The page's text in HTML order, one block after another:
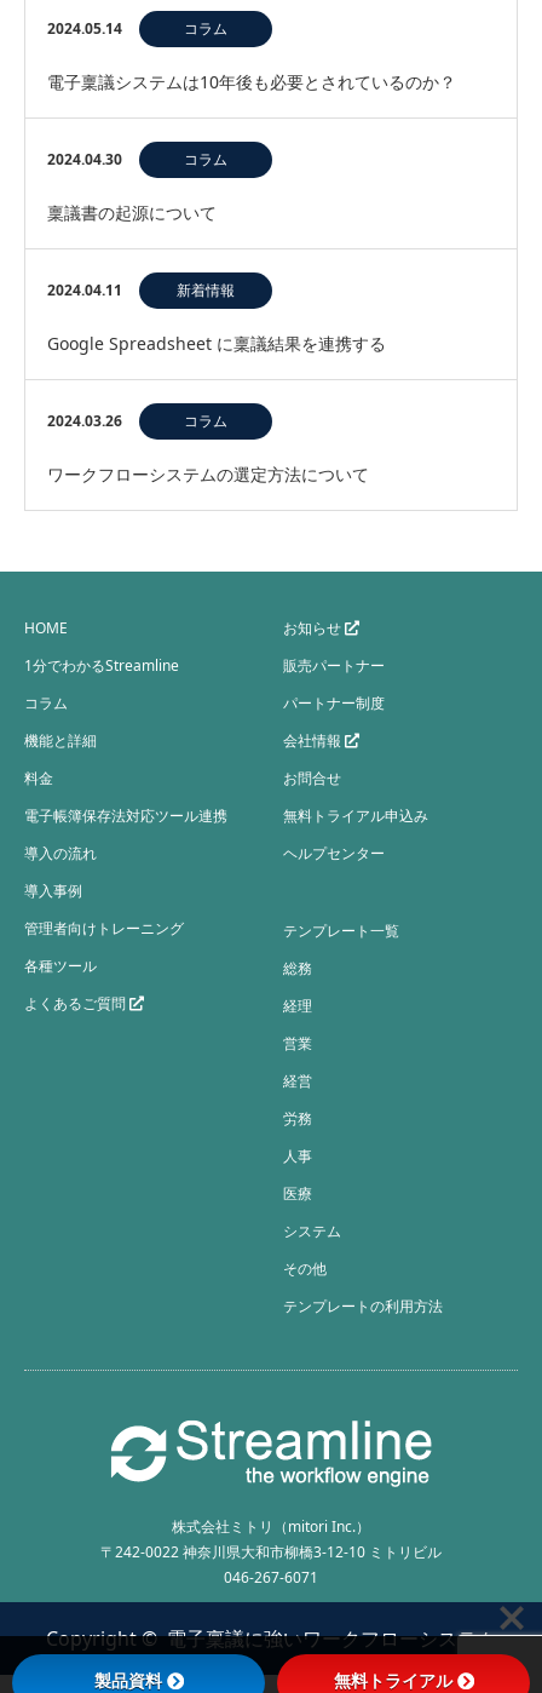
2024.05.14 コラム
電子稟議システムは10年後も必要とされているのか？
2024.04.30 コラム
稟議書の起源について
2024.04.11 新着情報
Google Spreadsheet に稟議結果を連携する
2024.03.26 コラム
ワークフローシステムの選定方法について
HOME
1分でわかるStreamline
コラム
機能と詳細
料金
電子帳簿保存法対応ツール連携
導入の流れ
導入事例
管理者向けトレーニング
各種ツール
よくあるご質問
お知らせ
販売パートナー
パートナー制度
会社情報
お問合せ
無料トライアル申込み
ヘルプセンター
テンプレート一覧
総務
経理
営業
経営
労務
人事
医療
システム
その他
テンプレートの利用方法
株式会社ミトリ（mitori Inc.）
〒242-0022 神奈川県大和市柳橋3-12-10 ミトリビル
046-267-6071
Copyright ©電子稟議に強いワークフローシステム
製品資料 無料トライアル